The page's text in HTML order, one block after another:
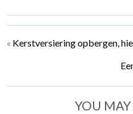
« Kerstversiering opbergen,
YOU MAY